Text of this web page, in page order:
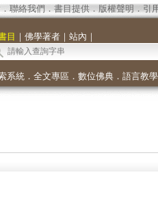
． 聯絡我們 ． 書目提供． 版權聲明 ． 引
目 ｜ 佛學著者｜ 站內 ｜
系統． 全文專區 ． 數位佛典． 語言教學